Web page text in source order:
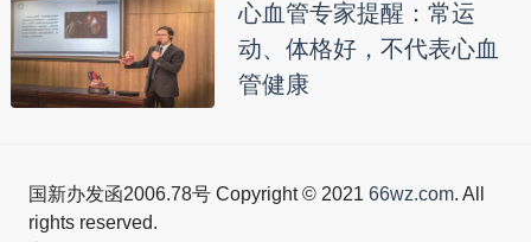
心血管专家提醒：常运
动、体格好，不代表心血
管健康
国新办发函2006.78号 Copyright © 2021 66wz.com. All
rights reserved.